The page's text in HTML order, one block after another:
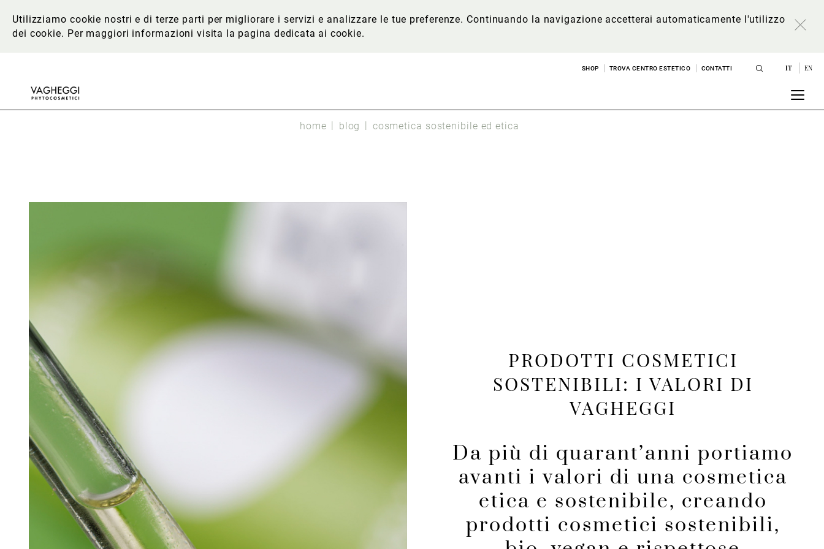
Utilizziamo cookie nostri e di terze parti per migliorare i servizi e analizzare le tue preferenze. Continuando la navigazione accetterai automaticamente l'utilizzo
dei cookie. Per maggiori informazionivisita la pagina dedicata ai cookie.
SHOP TROVA CENTRO ESTETICO CONTATTI IT EN
home blog cosmetica sostenibile ed etica
PRODOTTI COSMETICI
SOSTENIBILI: I VALORI DI
VAGHEGGI
Da più di quarant’anni portiamo
avanti i valori di una cosmetica
etica e sostenibile, creando
prodotti cosmetici sostenibili,